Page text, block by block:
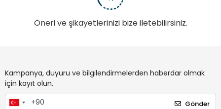
Öneri ve şikayetlerinizi bize iletebilirsiniz.
Kampanya, duyuru ve bilgilendirmelerden haberdar olmak
için kayıt olun.
Gönder